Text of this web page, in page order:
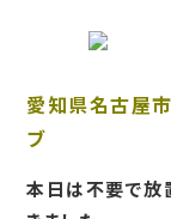
愛知県名古屋
ブ
本日は不要で放